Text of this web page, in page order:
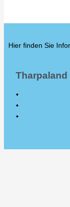
Hier finden Sie